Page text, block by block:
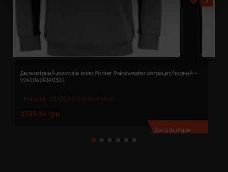
Модель: 2262060(Printer Prime)
Двоколірний лонгслів поло Printer Polosweater антрацит/чорний -
226206093903XL
2733.54 грн
Детальніше...